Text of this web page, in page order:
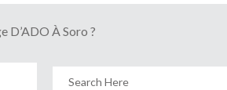
D’ADO À Soro ?